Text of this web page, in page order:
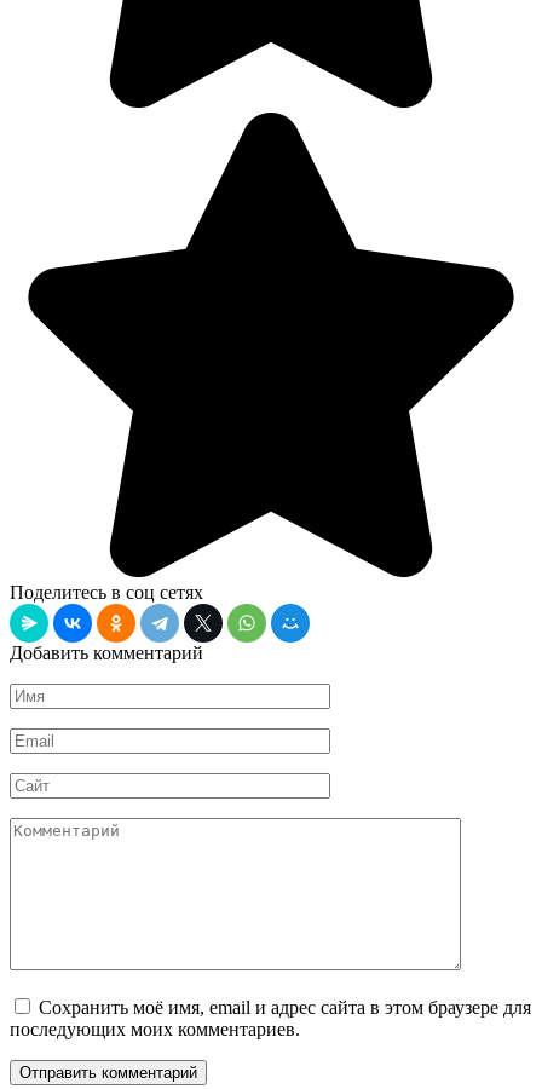
Поделитесь в соц сетях
Добавить комментарий
Имя
*
Email
*
Сайт
Комментарий
Сохранить моё имя, email и адрес сайта в этом браузере для
последующих моих комментариев.